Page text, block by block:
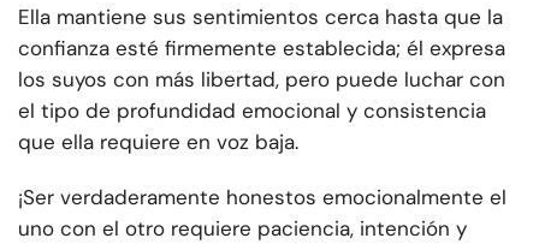
Ella mantiene sus sentimientos cerca hasta que la
confianza esté firmemente establecida; él expresa
los suyos con más libertad, pero puede luchar con
el tipo de profundidad emocional y consistencia
que ella requiere en voz baja.
¡Ser verdaderamente honestos emocionalmente el
uno con el otro requiere paciencia, intención y